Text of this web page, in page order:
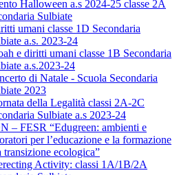
Halloween a.s 2024-25 classe 2A
Sulbiate
umani classe 1D Secondaria
a.s. 2023-24
e diritti umani classe 1B Secondaria
a.s.2023-24
di Natale - Scuola Secondaria
2023
della Legalità classi 2A-2C
Sulbiate a.s 2023-24
– FESR “Edugreen: ambienti e
per l’educazione e la formazione
transizione ecologica”
Activity: classi 1A/1B/2A